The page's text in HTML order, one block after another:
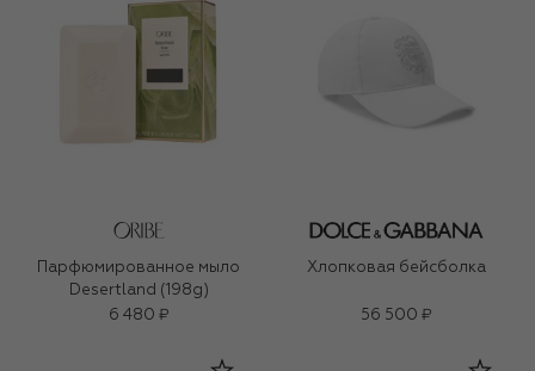
Парфюмированное мыло
Desertland (198g)
6 480 ₽
Хлопковая бейсболка
56 500 ₽